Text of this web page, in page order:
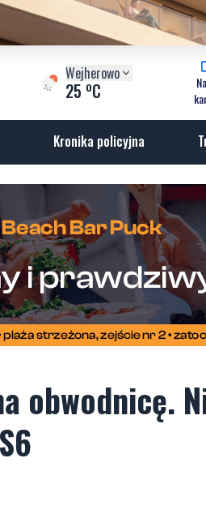
Wejherowo
25 oC
Kronika policyjna
obwodnicę.